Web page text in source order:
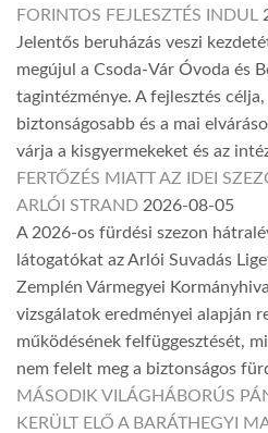
FORINTOS FEJLESZTÉS INDUL
Jelentős beruházás veszi
megújul a Csoda-Vár Óvoda és
tagintézménye. A fejlesztés
biztonságosabb és a mai
várja a kisgyermekeket és az
FERTŐZÉS MIATT AZ IDEI
ARLÓI STRAND 2026-08-05
A 2026-os fürdési szezon
látogatókat az Arlói Suvadás
Zemplén Vármegyei
vizsgálatok eredményei alapján
működésének felfüggesztését,
nem felelt meg a biztonságos
MÁSODIK VILÁGHÁBORÚS
KERÜLT ELŐ A BARÁTHEGYI